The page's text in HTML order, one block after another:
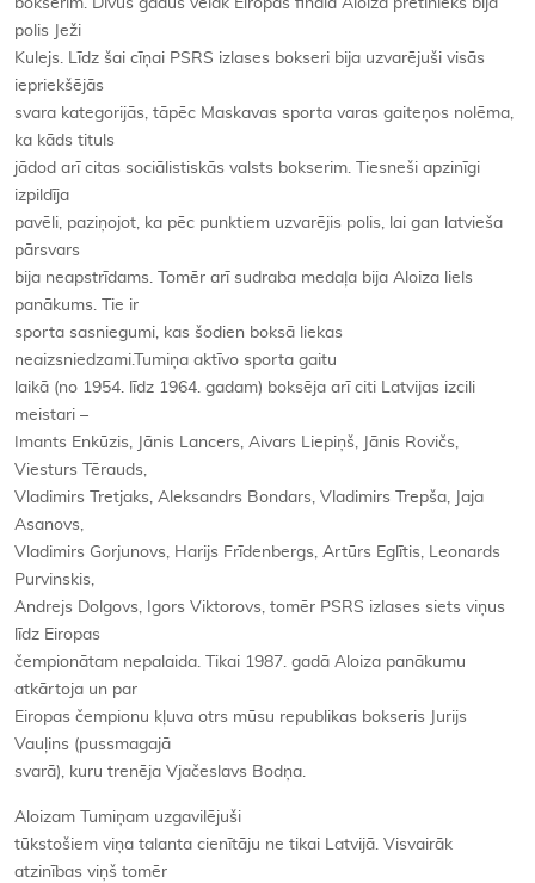
bokserim. Divus gadus vēlāk Eiropas finālā Aloiza pretinieks bija
polis Ježi
Kulejs. Līdz šai cīņai PSRS izlases bokseri bija uzvarējuši visās
iepriekšējās
svara kategorijās, tāpēc Maskavas sporta varas gaiteņos nolēma,
ka kāds tituls
jādod arī citas sociālistiskās valsts bokserim. Tiesneši apzinīgi
izpildīja
pavēli, paziņojot, ka pēc punktiem uzvarējis polis, lai gan latvieša
pārsvars
bija neapstrīdams. Tomēr arī sudraba medaļa bija Aloiza liels
panākums. Tie ir
sporta sasniegumi, kas šodien boksā liekas
neaizsniedzami.Tumiņa aktīvo sporta gaitu
laikā (no 1954. līdz 1964. gadam) boksēja arī citi Latvijas izcili
meistari –
Imants Enkūzis, Jānis Lancers, Aivars Liepiņš, Jānis Rovičs,
Viesturs Tērauds,
Vladimirs Tretjaks, Aleksandrs Bondars, Vladimirs Trepša, Jaja
Asanovs,
Vladimirs Gorjunovs, Harijs Frīdenbergs, Artūrs Eglītis, Leonards
Purvinskis,
Andrejs Dolgovs, Igors Viktorovs, tomēr PSRS izlases siets viņus
līdz Eiropas
čempionātam nepalaida. Tikai 1987. gadā Aloiza panākumu
atkārtoja un par
Eiropas čempionu kļuva otrs mūsu republikas bokseris Jurijs
Vauļins (pussmagajā
svarā), kuru trenēja Vjačeslavs Bodņa.
Aloizam Tumiņam uzgavilējuši
tūkstošiem viņa talanta cienītāju ne tikai Latvijā. Visvairāk
atzinības viņš tomēr